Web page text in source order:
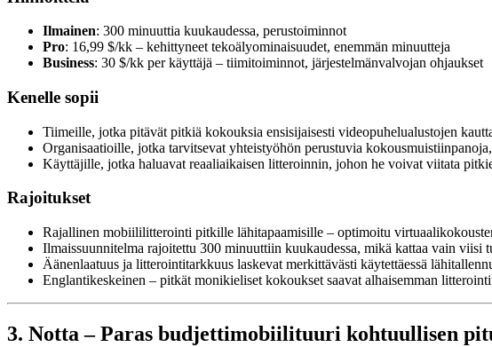
Ilmainen: 300 minuuttia kuukaudessa, perustoiminnot
Pro: 16,99 $/kk – kehittyneet tekoälyominaisuudet, enemmän minuutteja
Business: 30 $/kk per käyttäjä – tiimitoiminnot, järjestelmänvalvojan ohjaukset
Kenelle sopii
Tiimeille, jotka pitävät pitkiä kokouksia ensisijaisesti videopuhelualustojen
Organisaatioille, jotka tarvitsevat yhteistyöhön perustuvia
Käyttäjille, jotka haluavat reaaliaikaisen litteroinnin, johon he voivat viitata
Rajoitukset
Rajallinen mobiililitterointi pitkille lähitapaamisille – optimoitu
Ilmaissuunnitelma rajoitettu 300 minuuttiin kuukaudessa, mikä kattaa vain viisi
Äänenlaatuus ja litterointitarkkuus laskevat merkittävästi käytettäessä
Englantikeskeinen – pitkät monikieliset kokoukset saavat alhaisemman
3. Notta – Paras budjettimobiilituuri kohtuullisen